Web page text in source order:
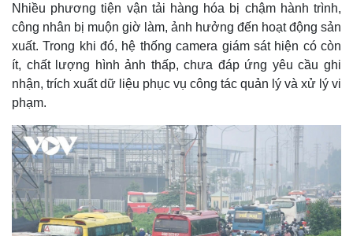
Thế giới
Multimedia
Nhiều phương tiện vận tải hàng hóa bị chậm hành trình,
công nhân bị muộn giờ làm, ảnh hưởng đến hoạt động sản
xuất. Trong khi đó, hệ thống camera giám sát hiện có còn
ít, chất lượng hình ảnh thấp, chưa đáp ứng yêu cầu ghi
nhận, trích xuất dữ liệu phục vụ công tác quản lý và xử lý vi
phạm.